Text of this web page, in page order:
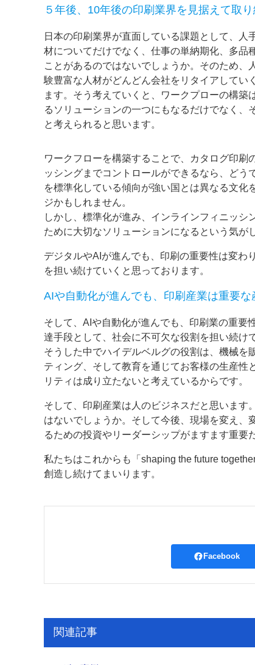
５年後、10年後の印刷業界を見据えて取
日本の印刷業界が直面している課題として、人
材についてだけでなく、仕事の単納期化、多品
ことがあるのではないでしょうか。そのため、
験豊富な人材がどんどん会社をリタイアしてい
ます。そう考えていくと、ワークプローの構築
るソリューションの一つにもなるだけでなく、
と考えられると思います。
ワークフローを構築することで、カタログ印
ッシングまでコントロールができるなら、ど
を標準化している傾向が強い国とは異なる文
ジかもしれません。
しかし、標準化が進み、インラインフィニッ
ために大切なソリューションになるという気が
デジタルやAIが進んでも、印刷の重要性は変わ
を担い続けていくと思っております。
AIや自動化が進んでも、印刷産業は重要な
そして、AIや自動化が進んでも、印刷業の重要
達手段として、社会に不可欠な役割を担い続け
そうした中でハイデルベルグの役割は、機械
ティング、そして教育を通じてお客様の生産
リティは成り立たないと考えているからです。
そして、印刷産業は人のビジネスだと思いま
はないでしょうか。そして今後、現場を変え
るための投資やリーダーシップがますます重要
私たちはこれからも「shaping the future
創造し続けてまいります。
Facebook
関連記事